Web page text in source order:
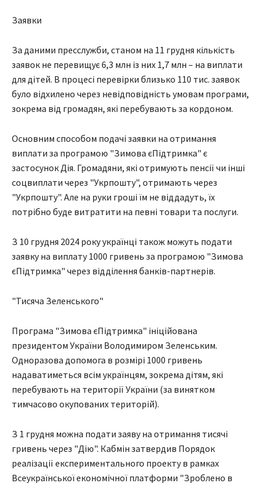
Заявки
За даними пресслужби, станом на 11 грудня кількість
заявок не перевищує 6,3 млн із них 1,7 млн – на виплати
для дітей. В процесі перевірки близько 110 тис. заявок
було відхилено через невідповідність умовам програми,
зокрема від громадян, які перебувають за кордоном.
Основним способом подачі заявки на отримання
виплати за програмою "Зимова єПідтримка" є
застосунок Дія. Громадяни, які отримують пенсії чи інші
соцвиплати через "Укрпошту", отримають через
"Укрпошту". Але на руки гроші їм не віддадуть, їх
потрібно буде витратити на певні товари та послуги.
З 10 грудня 2024 року українці також можуть подати
заявку на виплату 1000 гривень за програмою "Зимова
єПідтримка" через відділення банків-партнерів.
"Тисяча Зеленського"
Програма "Зимова єПідтримка" ініційована
президентом України Володимиром Зеленським.
Одноразова допомога в розмірі 1000 гривень
надаватиметься всім українцям, зокрема дітям, які
перебувають на території України (за винятком
тимчасово окупованих територій).
З 1 грудня можна подати заяву на отримання тисячі
гривень через "Дію". Кабмін затвердив Порядок
реалізації експериментального проекту в рамках
Всеукраїнської економічної платформи "Зроблено в